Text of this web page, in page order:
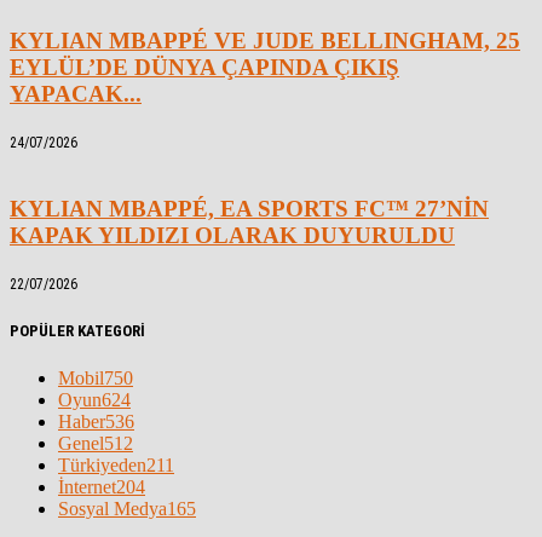
KYLIAN MBAPPÉ VE JUDE BELLINGHAM, 25
EYLÜL’DE DÜNYA ÇAPINDA ÇIKIŞ
YAPACAK...
24/07/2026
KYLIAN MBAPPÉ, EA SPORTS FC™ 27’NİN
KAPAK YILDIZI OLARAK DUYURULDU
22/07/2026
POPÜLER KATEGORİ
Mobil750
Oyun624
Haber536
Genel512
Türkiyeden211
İnternet204
Sosyal Medya165